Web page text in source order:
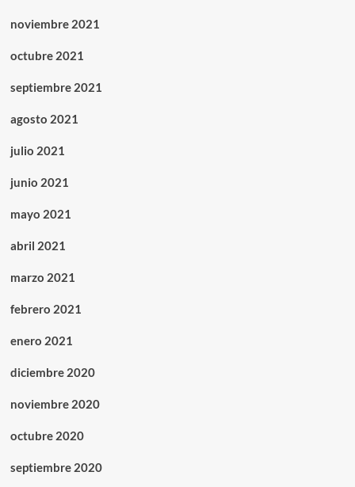
noviembre 2021
octubre 2021
septiembre 2021
agosto 2021
julio 2021
junio 2021
mayo 2021
abril 2021
marzo 2021
febrero 2021
enero 2021
diciembre 2020
noviembre 2020
octubre 2020
septiembre 2020